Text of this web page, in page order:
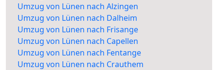
Umzug von Lünen nach Alzingen
Umzug von Lünen nach Dalheim
Umzug von Lünen nach Frisange
Umzug von Lünen nach Capellen
Umzug von Lünen nach Fentange
Umzug von Lünen nach Crauthem